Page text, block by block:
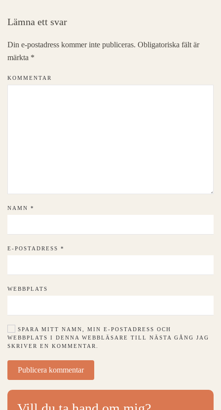
Lämna ett svar
Din e-postadress kommer inte publiceras. Obligatoriska fält är
märkta *
KOMMENTAR
NAMN *
E-POSTADRESS *
WEBBPLATS
SPARA MITT NAMN, MIN E-POSTADRESS OCH
WEBBPLATS I DENNA WEBBLÄSARE TILL NÄSTA GÅNG JAG
SKRIVER EN KOMMENTAR.
Publicera kommentar